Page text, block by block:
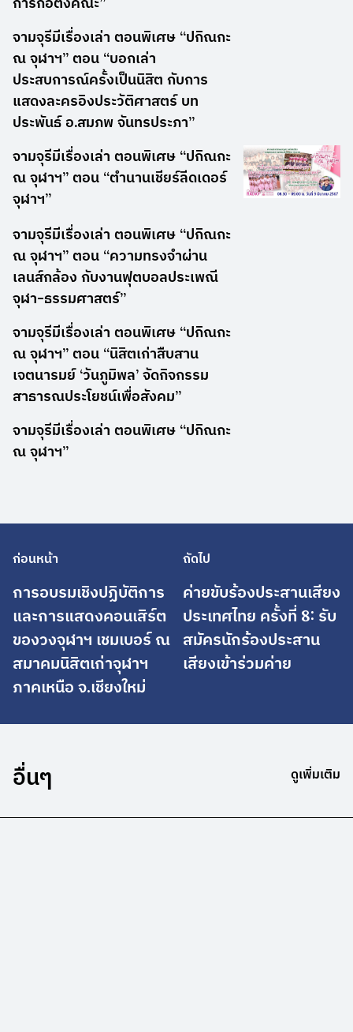
จามจุรีมีเรื่องเล่า ตอนพิเศษ “ปกิณกะ
ณ จุฬาฯ” ตอน “บอกเล่า
ประสบการณ์ครั้งเป็นนิสิต กับการ
แสดงละครอิงประวัติศาสตร์ บท
ประพันธ์ อ.สมภพ จันทรประภา”
จามจุรีมีเรื่องเล่า ตอนพิเศษ “ปกิณกะ
ณ จุฬาฯ” ตอน “ตำนานเชียร์ลีดเดอร์
จุฬาฯ”
จามจุรีมีเรื่องเล่า ตอนพิเศษ “ปกิณกะ
ณ จุฬาฯ” ตอน “ความทรงจำผ่าน
เลนส์กล้อง กับงานฟุตบอลประเพณี
จุฬา-ธรรมศาสตร์”
จามจุรีมีเรื่องเล่า ตอนพิเศษ “ปกิณกะ
ณ จุฬาฯ” ตอน “นิสิตเก่าสืบสาน
เจตนารมย์ ‘วันภูมิพล’ จัดกิจกรรม
สาธารณประโยชน์เพื่อสังคม”
จามจุรีมีเรื่องเล่า ตอนพิเศษ “ปกิณกะ
ณ จุฬาฯ”
ก่อนหน้า
การอบรมเชิงปฏิบัติการ
และการแสดงคอนเสิร์ต
ของวงจุฬาฯ เชมเบอร์ ณ
สมาคมนิสิตเก่าจุฬาฯ
ภาคเหนือ จ.เชียงใหม่
ถัดไป
ค่ายขับร้องประสานเสียง
ประเทศไทย ครั้งที่ 8: รับ
สมัครนักร้องประสาน
เสียงเข้าร่วมค่าย
อื่นๆ ดูเพิ่มเติม